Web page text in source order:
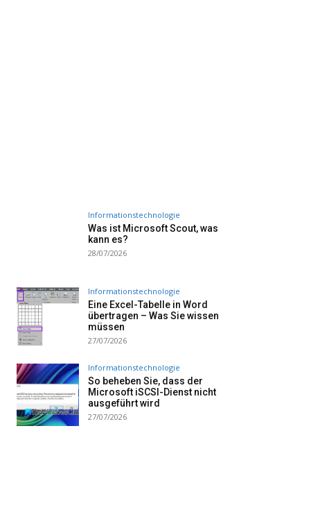
Informationstechnologie
Was ist Microsoft Scout, was
kann es?
28/07/2026
Informationstechnologie
Eine Excel-Tabelle in Word
übertragen – Was Sie wissen
müssen
27/07/2026
Informationstechnologie
So beheben Sie, dass der
Microsoft iSCSI-Dienst nicht
ausgeführt wird
27/07/2026